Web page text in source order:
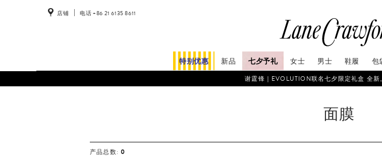
店铺 电话 +86 21 6135 8611
特别优惠 新品 七夕予礼 女士 男士 鞋履 包
谢霆锋｜EVOLUTION联名七夕限定礼盒 全新
面膜
产品总数:0